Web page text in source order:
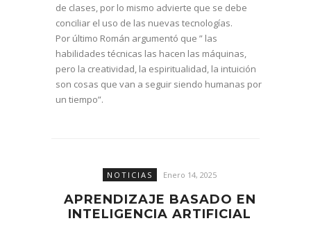
de clases, por lo mismo advierte que se debe
conciliar el uso de las nuevas tecnologías.
Por último Román argumentó que ” las
habilidades técnicas las hacen las máquinas,
pero la creatividad, la espiritualidad, la intuición
son cosas que van a seguir siendo humanas por
un tiempo”.
NOTICIAS Enero 14, 2025
APRENDIZAJE BASADO EN
INTELIGENCIA ARTIFICIAL